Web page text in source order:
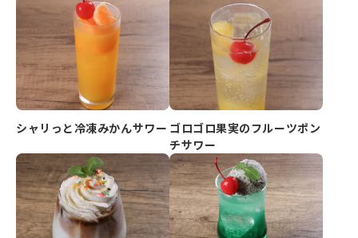
シャリっと冷凍みかんサワー ゴロゴロ果実のフルーツポン
チサワー